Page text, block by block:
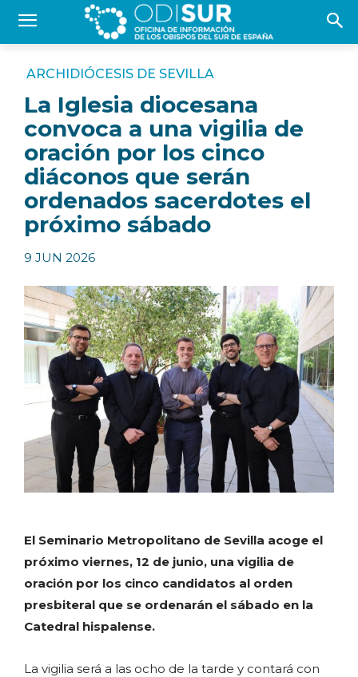
ARCHIDIÓCESIS DE SEVILLA
La Iglesia diocesana
convoca a una vigilia de
oración por los cinco
diáconos que serán
ordenados sacerdotes el
próximo sábado
9 JUN 2026
El Seminario Metropolitano de Sevilla acoge el
próximo viernes, 12 de junio, una vigilia de
oración por los cinco candidatos al orden
presbiteral que se ordenarán el sábado en la
Catedral hispalense.
La vigilia será a las ocho de la tarde y contará con